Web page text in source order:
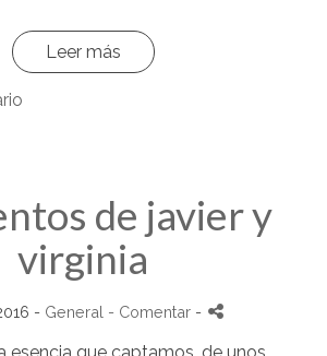
Leer más
de javier y
virginia
- General - Comentar -
esencia que captamos, de unos